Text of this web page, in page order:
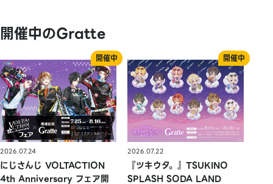
開催中のGratte
2026.07.24
にじさんじ VOLTACTION
4th Anniversary フェア開
2026.07.22
『ツキウタ。』TSUKINO
SPLASH SODA LAND